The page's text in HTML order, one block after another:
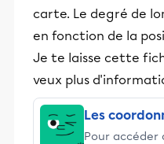
carte. Le degré de
en fonction de la
Je te laisse cette
veux plus
Les
Pour accéder